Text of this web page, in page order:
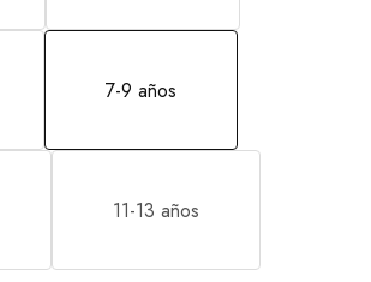
7-9 años
11-13 años